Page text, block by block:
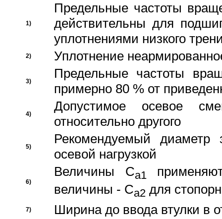
1)
Предельные частоты
действительны для
уплотнениями низкого
2) Уплотнение
3)
Предельные частоты
примерно 80 % от
4)
Допустимое осевое
относительно другого
5)
Рекомендуемый диаметр
осевой нагрузкой
6)
Величины Ca1
величины - Ca2 для
7) Ширина до ввода втулки в